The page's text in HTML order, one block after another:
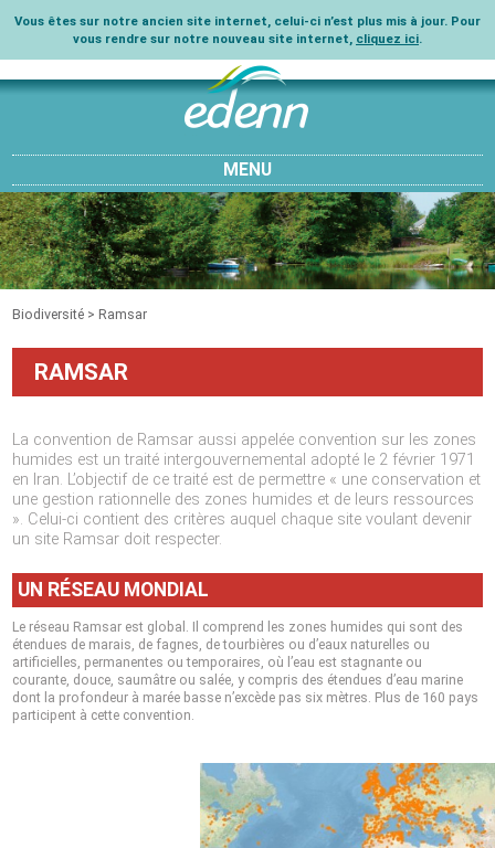
Vous êtes sur notre ancien site internet, celui-ci n’est plus mis à jour. Pour
vous rendre sur notre nouveau site internet, cliquez ici.
MENU
Biodiversité >Ramsar
RAMSAR
La convention de Ramsar aussi appelée convention sur les zones
humides est un traité intergouvernemental adopté le 2 février 1971
en Iran. L’objectif de ce traité est de permettre « une conservation et
une gestion rationnelle des zones humides et de leurs ressources
». Celui-ci contient des critères auquel chaque site voulant devenir
un site Ramsar doit respecter.
UN RÉSEAU MONDIAL
Le réseau Ramsar est global. Il comprend les zones humides qui sont des
étendues de marais, de fagnes, de tourbières ou d’eaux naturelles ou
artificielles, permanentes ou temporaires, où l’eau est stagnante ou
courante, douce, saumâtre ou salée, y compris des étendues d’eau marine
dont la profondeur à marée basse n’excède pas six mètres. Plus de 160 pays
participent à cette convention.